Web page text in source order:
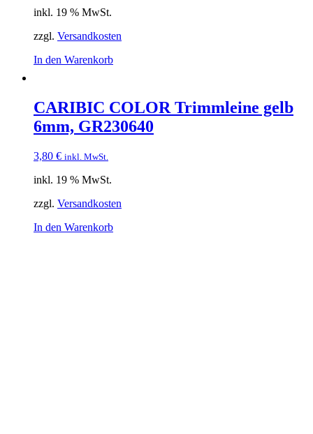
inkl. 19 % MwSt.
zzgl. Versandkosten
In den Warenkorb
CARIBIC COLOR Trimmleine gelb
6mm, GR230640
3,80 € inkl. MwSt.
inkl. 19 % MwSt.
zzgl. Versandkosten
In den Warenkorb